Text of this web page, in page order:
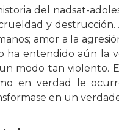
del nadsat-
y destrucción.
amor a la
ha entendido aún la
modo tan violento.
en verdad le
en un